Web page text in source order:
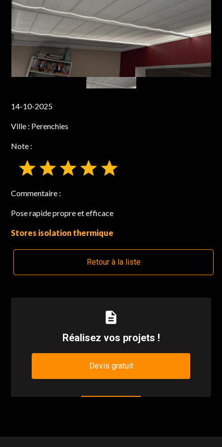
14-10-2025
Ville : Perenchies
Note :
Commentaire :
Pose rapide propre et efficace
Stores isolation thermique
Retour à la liste
description
Réalisez vos projets !
Devis gratuit